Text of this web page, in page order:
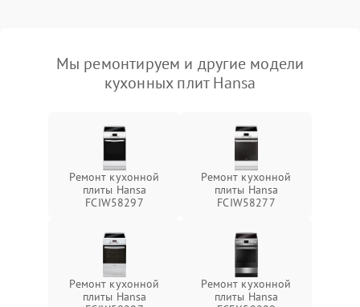
Мы ремонтируем и другие модели
кухонных плит Hansa
Ремонт кухонной
плиты Hansa
FCIW58297
Ремонт кухонной
плиты Hansa
FCIW58277
Ремонт кухонной
плиты Hansa
Ремонт кухонной
плиты Hansa